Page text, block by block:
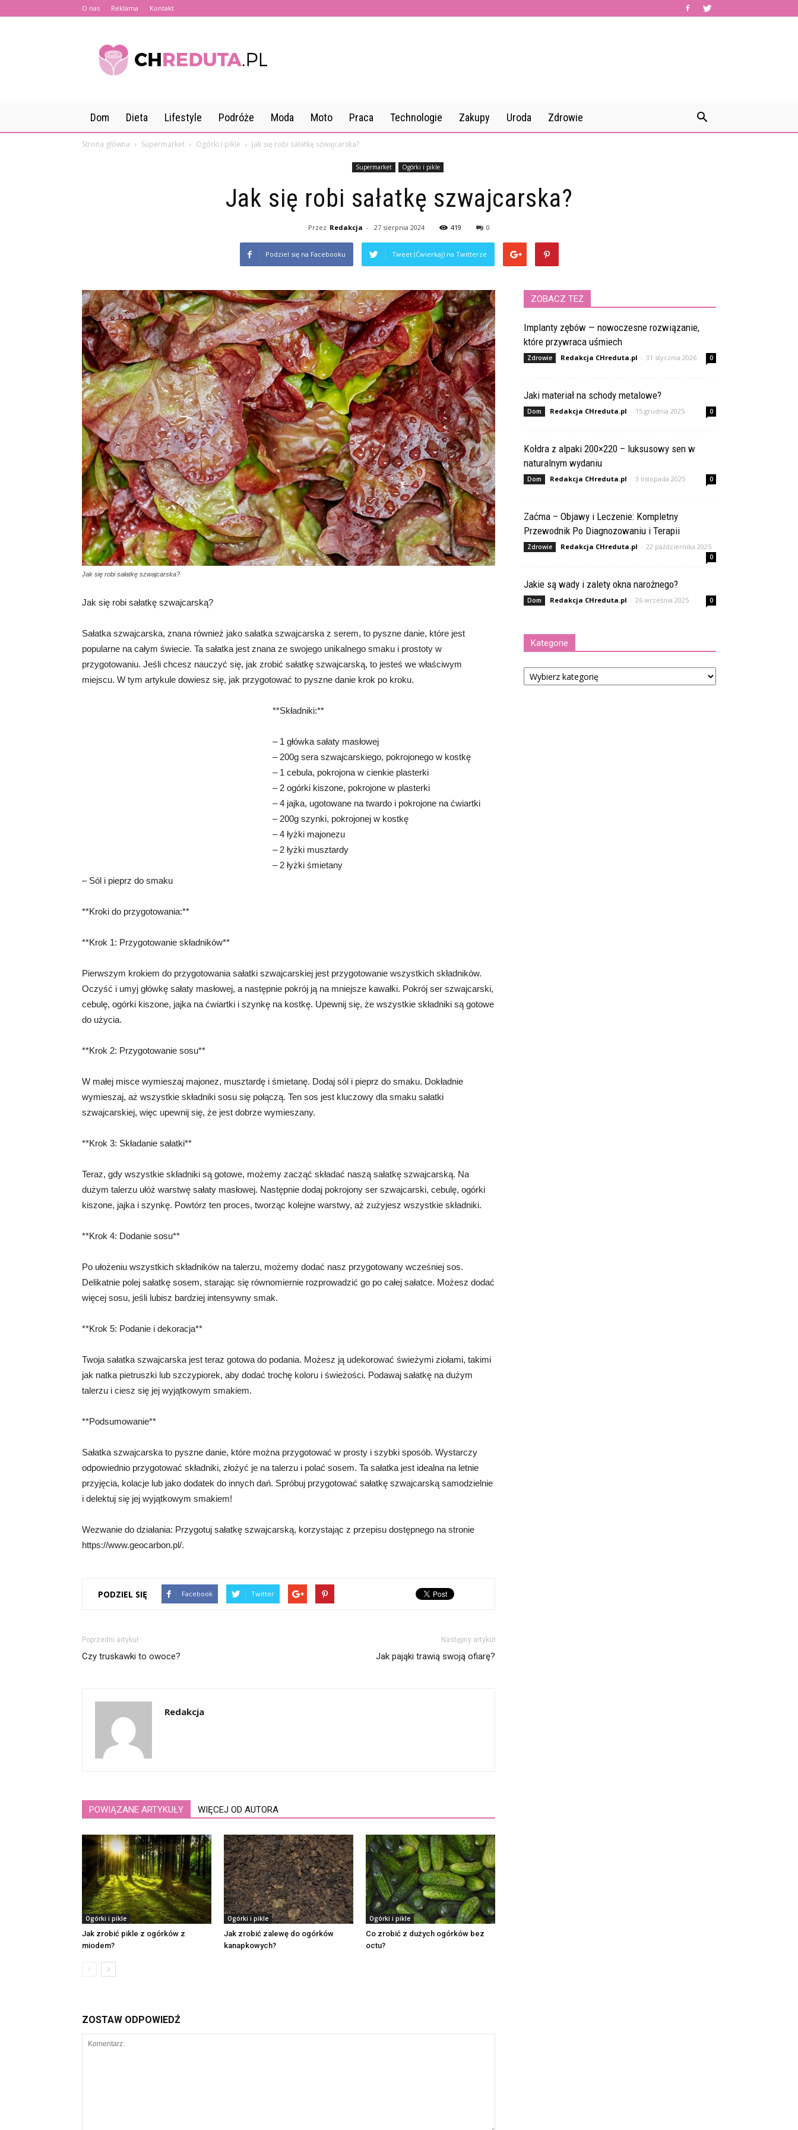
O nas Reklama Kontakt
Dom Dieta Lifestyle Podróże Moda Moto Praca Technologie Zakupy Uroda Zdrowie
Strona główna Supermarket Ogórki i pikle Jak się robi sałatkę szwajcarska?
Supermarket Ogórki i pikle
Jak się robi sałatkę szwajcarska?
Przez Redakcja - 27 sierpnia 2024 419 0
Podziel się na Facebooku Tweet (Ćwierkaj) na Twitterze
Jak się robi sałatkę szwajcarska?
Jak się robi sałatkę szwajcarską?
Sałatka szwajcarska, znana również jako sałatka szwajcarska z serem, to pyszne danie, które jest
popularne na całym świecie. Ta sałatka jest znana ze swojego unikalnego smaku i prostoty w
przygotowaniu. Jeśli chcesz nauczyć się, jak zrobić sałatkę szwajcarską, to jesteś we właściwym
miejscu. W tym artykule dowiesz się, jak przygotować to pyszne danie krok po kroku.
**Składniki:**
– 1 główka sałaty masłowej
– 200g sera szwajcarskiego, pokrojonego w kostkę
– 1 cebula, pokrojona w cienkie plasterki
– 2 ogórki kiszone, pokrojone w plasterki
– 4 jajka, ugotowane na twardo i pokrojone na ćwiartki
– 200g szynki, pokrojonej w kostkę
– 4 łyżki majonezu
– 2 łyżki musztardy
– 2 łyżki śmietany
– Sól i pieprz do smaku
**Kroki do przygotowania:**
**Krok 1: Przygotowanie składników**
Pierwszym krokiem do przygotowania sałatki szwajcarskiej jest przygotowanie wszystkich składników.
Oczyść i umyj główkę sałaty masłowej, a następnie pokrój ją na mniejsze kawałki. Pokrój ser szwajcarski,
cebulę, ogórki kiszone, jajka na ćwiartki i szynkę na kostkę. Upewnij się, że wszystkie składniki są gotowe
do użycia.
**Krok 2: Przygotowanie sosu**
W małej misce wymieszaj majonez, musztardę i śmietanę. Dodaj sól i pieprz do smaku. Dokładnie
wymieszaj, aż wszystkie składniki sosu się połączą. Ten sos jest kluczowy dla smaku sałatki
szwajcarskiej, więc upewnij się, że jest dobrze wymieszany.
**Krok 3: Składanie sałatki**
Teraz, gdy wszystkie składniki są gotowe, możemy zacząć składać naszą sałatkę szwajcarską. Na
dużym talerzu ułóż warstwę sałaty masłowej. Następnie dodaj pokrojony ser szwajcarski, cebulę, ogórki
kiszone, jajka i szynkę. Powtórz ten proces, tworząc kolejne warstwy, aż zużyjesz wszystkie składniki.
**Krok 4: Dodanie sosu**
Po ułożeniu wszystkich składników na talerzu, możemy dodać nasz przygotowany wcześniej sos.
Delikatnie polej sałatkę sosem, starając się równomiernie rozprowadzić go po całej sałatce. Możesz dodać
więcej sosu, jeśli lubisz bardziej intensywny smak.
**Krok 5: Podanie i dekoracja**
Twoja sałatka szwajcarska jest teraz gotowa do podania. Możesz ją udekorować świeżymi ziołami, takimi
jak natka pietruszki lub szczypiorek, aby dodać trochę koloru i świeżości. Podawaj sałatkę na dużym
talerzu i ciesz się jej wyjątkowym smakiem.
**Podsumowanie**
Sałatka szwajcarska to pyszne danie, które można przygotować w prosty i szybki sposób. Wystarczy
odpowiednio przygotować składniki, złożyć je na talerzu i polać sosem. Ta sałatka jest idealna na letnie
przyjęcia, kolacje lub jako dodatek do innych dań. Spróbuj przygotować sałatkę szwajcarską samodzielnie
i delektuj się jej wyjątkowym smakiem!
Wezwanie do działania: Przygotuj sałatkę szwajcarską, korzystając z przepisu dostępnego na stronie
https://www.geocarbon.pl/.
PODZIEL SIĘ Facebook Twitter
Poprzedni artykuł
Czy truskawki to owoce?
Następny artykuł
Jak pająki trawią swoją ofiarę?
Redakcja
POWIĄZANE ARTYKUŁY WIĘCEJ OD AUTORA
Ogórki i pikle
Jak zrobić pikle z ogórków z
miodem?
Ogórki i pikle
Jak zrobić zalewę do ogórków
kanapkowych?
Ogórki i pikle
Co zrobić z dużych ogórków bez
octu?
ZOSTAW ODPOWIEDŹ
ZOBACZ TEŻ
Implanty zębów — nowoczesne rozwiązanie,
które przywraca uśmiech
Zdrowie Redakcja CHreduta.pl - 31 stycznia 2026 0
Jaki materiał na schody metalowe?
Dom Redakcja CHreduta.pl - 15 grudnia 2025 0
Kołdra z alpaki 200×220 – luksusowy sen w
naturalnym wydaniu
Dom Redakcja CHreduta.pl - 3 listopada 2025 0
Zaćma – Objawy i Leczenie: Kompletny
Przewodnik Po Diagnozowaniu i Terapii
Zdrowie Redakcja CHreduta.pl - 22 października 2025
0
Jakie są wady i zalety okna narożnego?
Dom Redakcja CHreduta.pl - 26 września 2025 0
Kategorie
Kategorie